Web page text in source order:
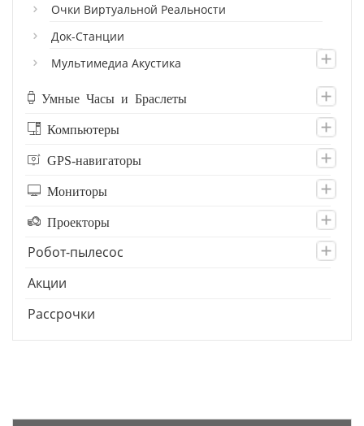
Очки Виртуальной Реальности
Док-Станции
Мультимедиа Акустика
Умные Часы и Браслеты
Компьютеры
GPS-навигаторы
Мониторы
Проекторы
Робот-пылесос
Акции
Рассрочки